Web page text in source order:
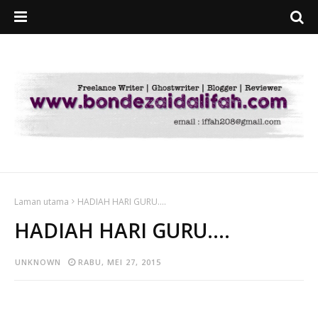
Laman utama HADIAH HARI GURU....
HADIAH HARI GURU....
UNKNOWN RABU, MEI 27, 2015